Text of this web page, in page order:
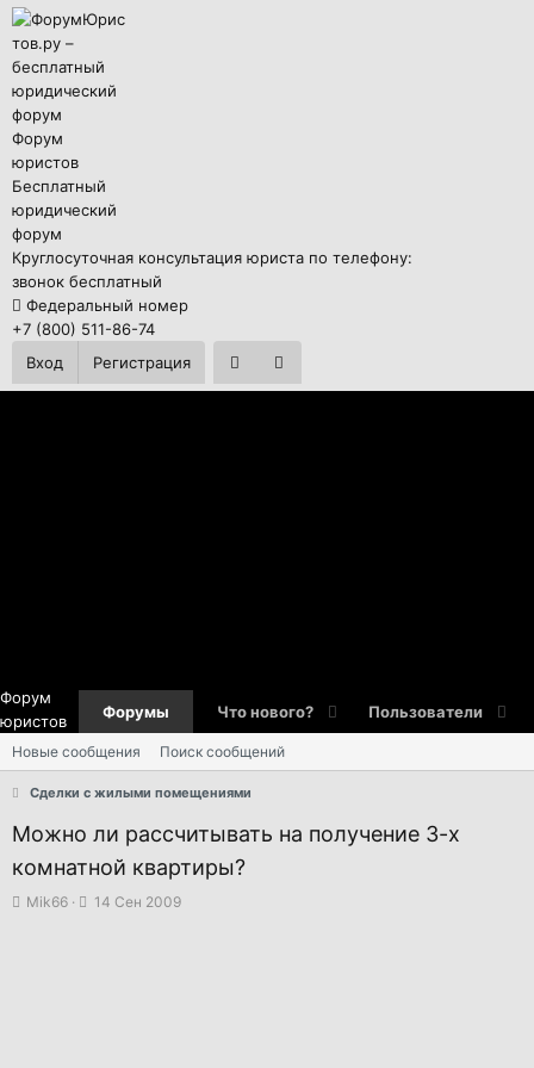
Форум
юристов
Бесплатный
юридический
форум
Круглосуточная консультация юриста по телефону:
звонок бесплатный
Федеральный номер
+7 (800) 511-86-74
Вход
Регистрация
Форум
юристов
Форумы Что нового? Пользователи
Новые сообщения Поиск сообщений
Сделки с жилыми помещениями
Можно ли рассчитывать на получение 3-х
комнатной квартиры?
А
Mik66
Д
14 Сен 2009